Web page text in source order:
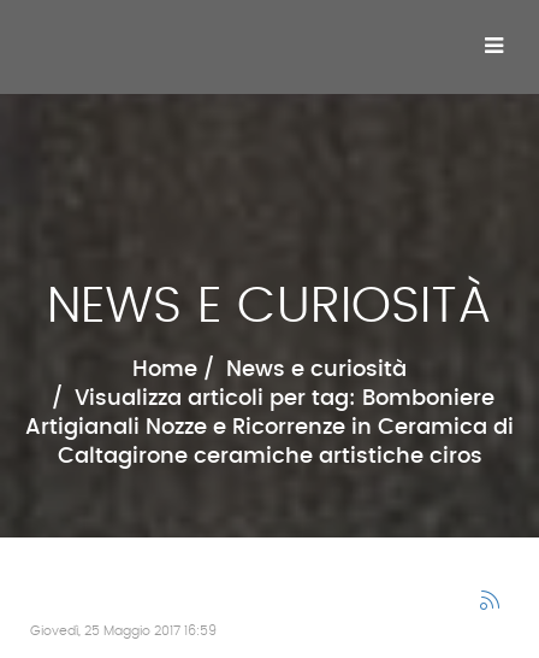
NEWS E CURIOSITÀ
Home
News e curiosità
Visualizza articoli per tag: Bomboniere
Artigianali Nozze e Ricorrenze in Ceramica di
Caltagirone ceramiche artistiche ciros
Giovedì, 25 Maggio 2017 16:59